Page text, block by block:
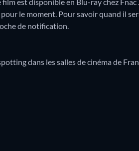
le moment. Pour savoir quand il
de notification.
dans les salles de cinéma de